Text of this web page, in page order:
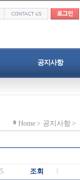
공지사항
Home > 공지사항 >
조회